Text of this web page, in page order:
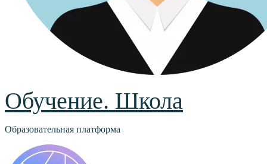
Обучение. Школа
Образовательная платформа